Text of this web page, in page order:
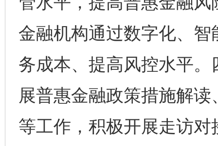
金融机构通过数字化、
务成本、提高风控水平
展普惠金融政策措施解
等工作，积极开展走访
完善运行机制助力责任有效落实 一纸欠